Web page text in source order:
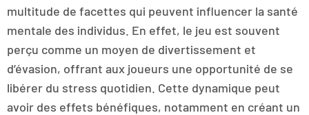
multitude de facettes qui peuvent influencer la santé
mentale des individus. En effet, le jeu est souvent
perçu comme un moyen de divertissement et
d’évasion, offrant aux joueurs une opportunité de se
libérer du stress quotidien. Cette dynamique peut
avoir des effets bénéfiques, notamment en créant un